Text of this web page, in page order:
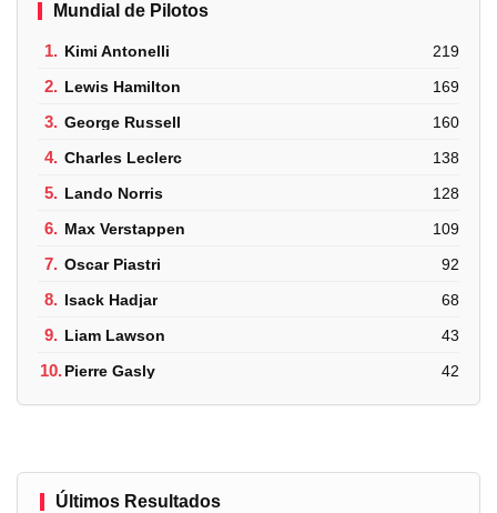
Mundial de Pilotos
1. Kimi Antonelli 219
2. Lewis Hamilton 169
3. George Russell 160
4. Charles Leclerc 138
5. Lando Norris 128
6. Max Verstappen 109
7. Oscar Piastri 92
8. Isack Hadjar 68
9. Liam Lawson 43
10.Pierre Gasly 42
Últimos Resultados